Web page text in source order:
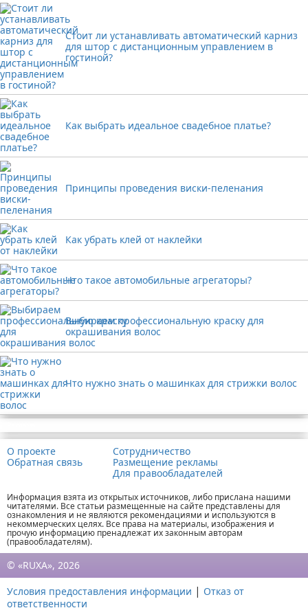
Стоит ли устанавливать автоматический карниз
для штор с дистанционным управлением в
гостиной?
Как выбрать идеальное свадебное платье?
Принципы проведения виски-пеленания
Как убрать клей от наклейки
Что такое автомобильные агрегаторы?
Выбираем профессиональную краску для
окрашивания волос
Что нужно знать о машинках для стрижки волос
О проекте
Обратная связь
Сотрудничество
Размещение рекламы
Для правообладателей
Информация взята из открытых источников, либо прислана нашими
читателями. Все статьи размещенные на сайте представлены для
ознакомления и не являются рекомендациями и используются в
некоммерческих целях. Все права на материалы, изображения и
прочую информацию пренадлежат их законным авторам
(правообладателям).
© «RUXA», 2026
Условия предоставления информации | Отказ от
ответственности